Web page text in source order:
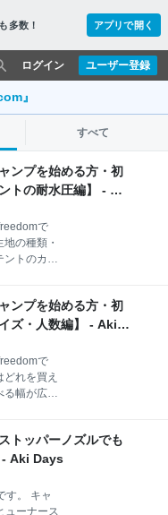
多数！ アプリで開く
ユーザー登録
ログイン
』
すべて
ンプを始める方・初
トの耐水圧編】 - Aki
で
の種類・
ントのカタ
ちらもマ
テント
の耐水圧
トの耐水
いの水の
水圧
ンプを始める方・初
ズ・人数編】 - Aki
で
れを買え
る幅が広く
ンプを始
方だと、
、今回は
書きま
ちら。キャ
トッパーノズルでも
- Aki Days
す。 キャ
ューナース